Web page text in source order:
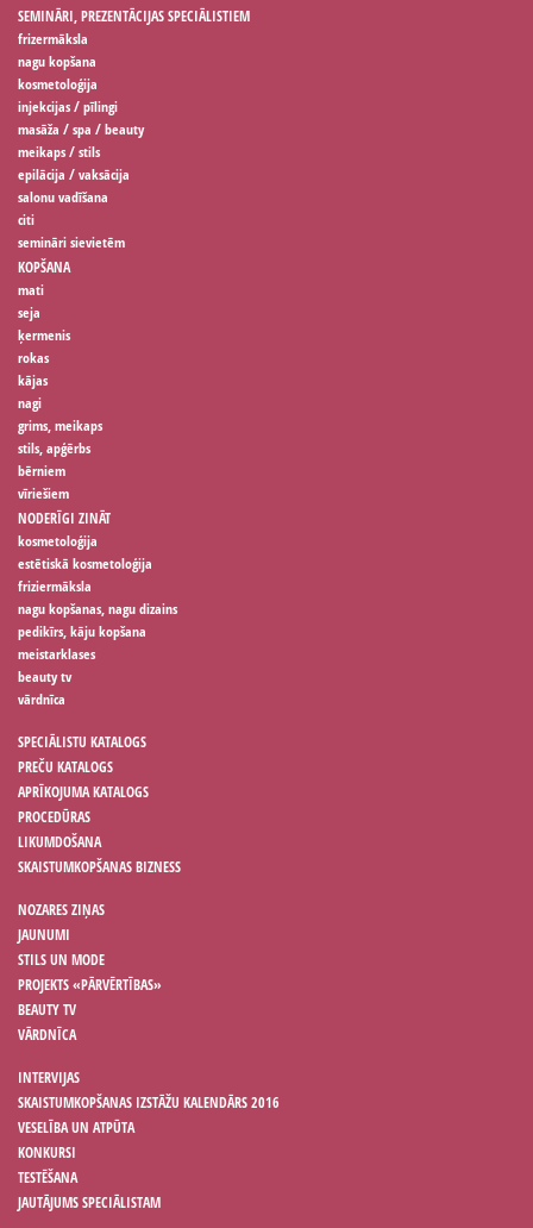
SEMINĀRI, PREZENTĀCIJAS SPECIĀLISTIEM
frizermāksla
nagu kopšana
kosmetoloģija
injekcijas / pīlingi
masāža / spa / beauty
meikaps / stils
epilācija / vaksācija
salonu vadīšana
citi
semināri sievietēm
KOPŠANA
mati
seja
ķermenis
rokas
kājas
nagi
grims, meikaps
stils, apģērbs
bērniem
vīriešiem
NODERĪGI ZINĀT
kosmetoloģija
estētiskā kosmetoloģija
friziermāksla
nagu kopšanas, nagu dizains
pedikīrs, kāju kopšana
meistarklases
beauty tv
vārdnīca
SPECIĀLISTU KATALOGS
PREČU KATALOGS
APRĪKOJUMA KATALOGS
PROCEDŪRAS
LIKUMDOŠANA
SKAISTUMKOPŠANAS BIZNESS
NOZARES ZIŅAS
JAUNUMI
STILS UN MODE
PROJEKTS «PĀRVĒRTĪBAS»
BEAUTY TV
VĀRDNĪCA
INTERVIJAS
SKAISTUMKOPŠANAS IZSTĀŽU KALENDĀRS 2016
VESELĪBA UN ATPŪTA
KONKURSI
TESTĒŠANA
JAUTĀJUMS SPECIĀLISTAM